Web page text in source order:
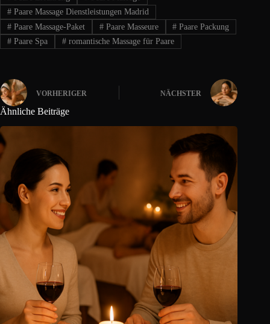
#Paare Massage Dienstleistungen Madrid
#Paare Massage-Paket #Paare Masseure # Paare Packung
#Paare Spa #romantische Massage für Paare
VORHERIGER NÄCHSTER
Ähnliche Beiträge